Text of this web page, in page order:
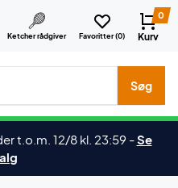
Ketcher rådgiver Favoritter (0)
0
Kurv
etc.
Søg
t.o.m. 12/8 kl. 23:59 -Se